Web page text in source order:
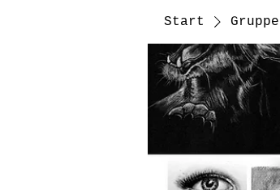
Start